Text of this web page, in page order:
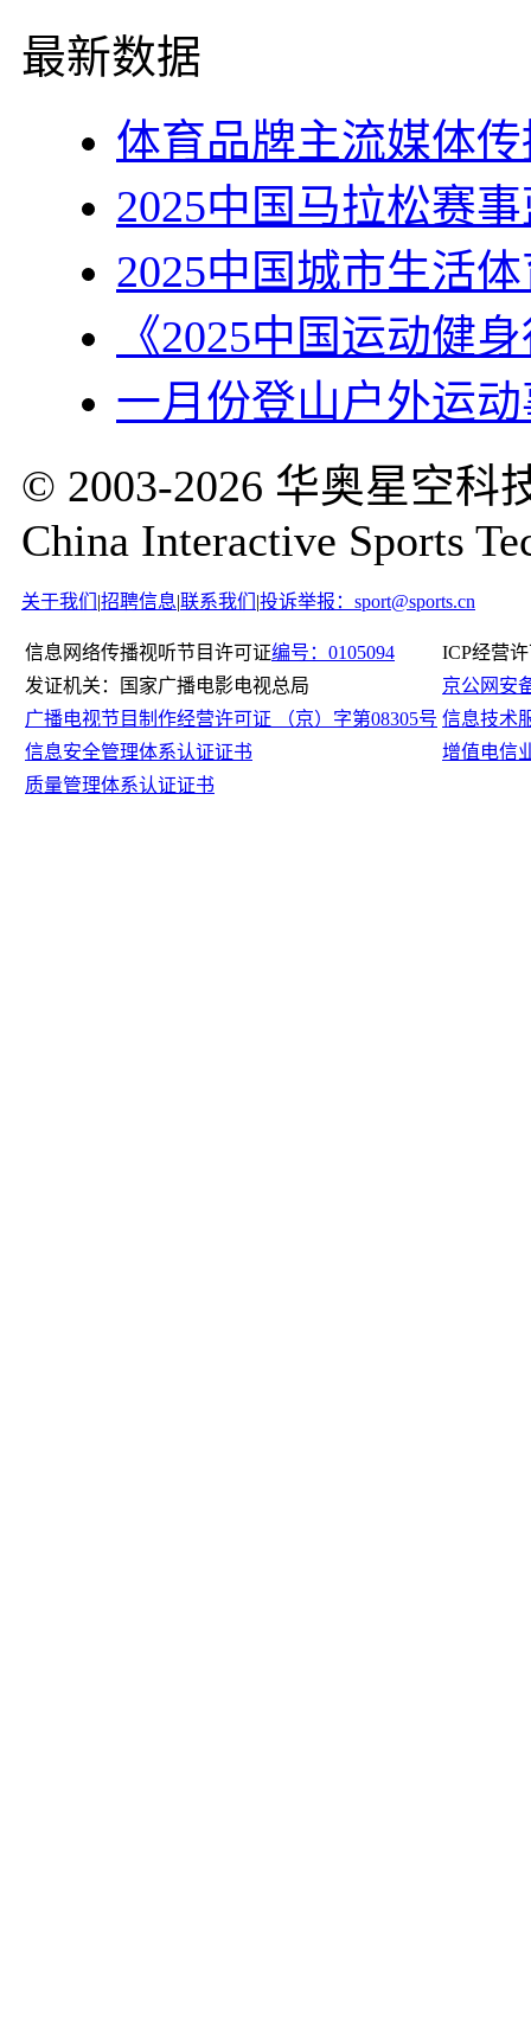
最新数据
体育品牌主流媒体
2025中国马拉松赛
2025中国城市生活
《2025中国运动健
一月份登山户外运
© 2003-2026 华奥星空科
China Interactive Sports
关于我们 |招聘信息|联系我们 |投诉举报：sport@sports.cn
信息网络传播视听节目许可证编号：0105094
ICP经营
发证机关：国家广播电影电视总局
京公网安
广播电视节目制作经营许可证 （京）字第08305号 信息技术
信息安全管理体系认证证书
增值电信
质量管理体系认证证书